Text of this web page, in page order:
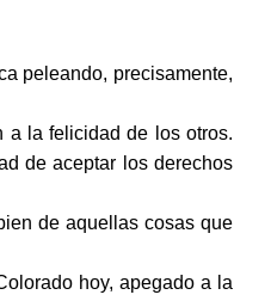
peleando, precisamente,
a la felicidad de los otros.
de aceptar los derechos
de aquellas cosas que
hoy, apegado a la